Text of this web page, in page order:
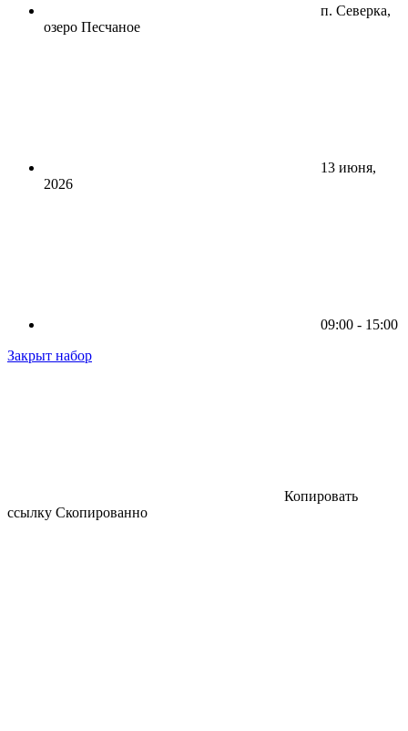
п. Северка,
озеро Песчаное
13 июня,
2026
09:00 - 15:00
Закрыт набор
Копировать
ссылку Скопированно